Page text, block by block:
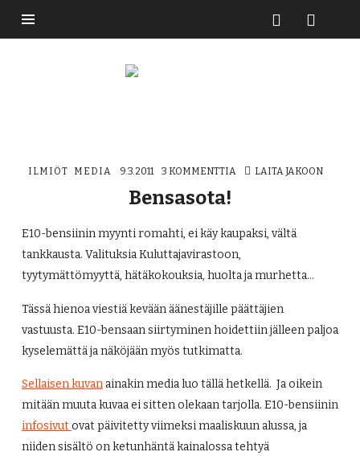
Buzzikuski
ILMIÖT MEDIA 9.3.2011 3 KOMMENTTIA LAITA JAKOON
Bensasota!
E10-bensiinin myynti romahti, ei käy kaupaksi, vältä
tankkausta. Valituksia Kuluttajavirastoon,
tyytymättömyyttä, hätäkokouksia, huolta ja murhetta…
Tässä hienoa viestiä kevään äänestäjille päättäjien
vastuusta. E10-bensaan siirtyminen hoidettiin jälleen paljoa
kyselemättä ja näköjään myös tutkimatta.
Sellaisen kuvanainakin media luo tällä hetkellä. Ja oikein
mitään muuta kuvaa ei sitten olekaan tarjolla. E10-bensiinin
infosivutovat päivitetty viimeksi maaliskuun alussa, ja
niiden sisältö on ketunhäntä kainalossa tehtyä